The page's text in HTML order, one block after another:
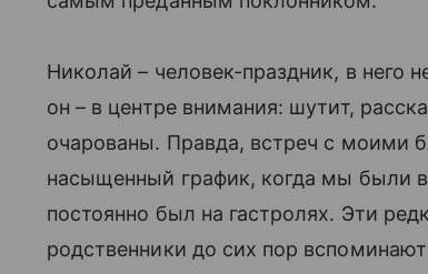
Николай – человек-праздник, в
он – в центре внимания: шутит,
очарованы. Правда, встреч с моими
насыщенный график, когда мы были
постоянно был на гастролях. Эти
родственники до сих пор вспоминают